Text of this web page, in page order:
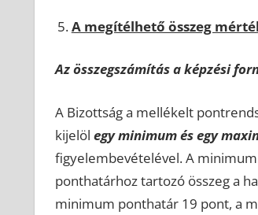
A megítélhető összeg
Az összegszámítás a képzési
A Bizottság a mellékelt
kijelöl egy minimum és egy
figyelembevételével. A
ponthatárhoz tartozó összeg a
minimum ponthatár 19 pont, a